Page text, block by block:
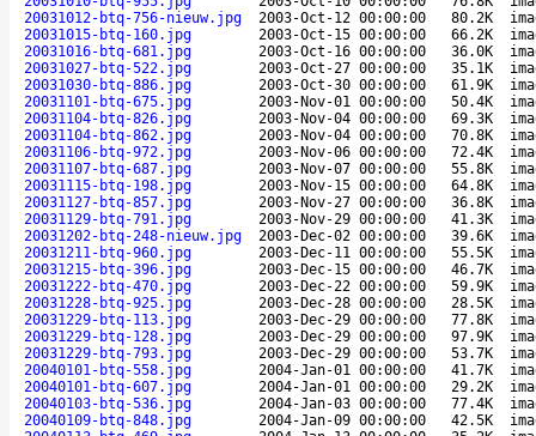
20031012-btq-756-nieuw.jpg
2003-Oct-12 00:00:00 80.2K
20031015-btq-160.jpg
2003-Oct-15 00:00:00 66.2K
20031016-btq-681.jpg
2003-Oct-16 00:00:00 36.0K
20031027-btq-522.jpg
2003-Oct-27 00:00:00 35.1K
20031030-btq-886.jpg
2003-Oct-30 00:00:00 61.9K
20031101-btq-675.jpg
2003-Nov-01 00:00:00 50.4K
20031104-btq-826.jpg
2003-Nov-04 00:00:00 69.3K
20031104-btq-862.jpg
2003-Nov-04 00:00:00 70.8K
20031106-btq-972.jpg
2003-Nov-06 00:00:00 72.4K
20031107-btq-687.jpg
2003-Nov-07 00:00:00 55.8K
20031115-btq-198.jpg
2003-Nov-15 00:00:00 64.8K
20031127-btq-857.jpg
2003-Nov-27 00:00:00 36.8K
20031129-btq-791.jpg
2003-Nov-29 00:00:00 41.3K
20031202-btq-248-nieuw.jpg
2003-Dec-02 00:00:00 39.6K
20031211-btq-960.jpg
2003-Dec-11 00:00:00 55.5K
20031215-btq-396.jpg
2003-Dec-15 00:00:00 46.7K
20031222-btq-470.jpg
2003-Dec-22 00:00:00 59.9K
20031228-btq-925.jpg
2003-Dec-28 00:00:00 28.5K
20031229-btq-113.jpg
2003-Dec-29 00:00:00 77.8K
20031229-btq-128.jpg
2003-Dec-29 00:00:00 97.9K
20031229-btq-793.jpg
2003-Dec-29 00:00:00 53.7K
20040101-btq-558.jpg
2004-Jan-01 00:00:00 41.7K
20040101-btq-607.jpg
2004-Jan-01 00:00:00 29.2K
20040103-btq-536.jpg
2004-Jan-03 00:00:00 77.4K
20040109-btq-848.jpg
2004-Jan-09 00:00:00 42.5K